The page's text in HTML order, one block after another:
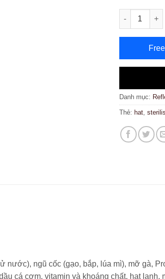
Số lượng
Danh mục:
Thẻ: hat
nước), ngũ cốc (gạo, bắp, lúa mì), mỡ gà,
cá cơm, vitamin và khoáng chất, hạt lanh,